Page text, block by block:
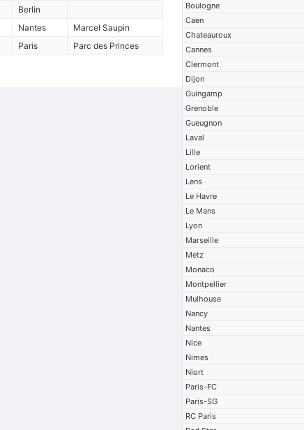
Boulogne
Caen
Chateauroux
Cannes
Clermont
Dijon
Guingamp
Grenoble
Gueugnon
Laval
Lille
Lorient
Lens
Le Havre
Le Mans
Lyon
Marseille
Metz
Monaco
Montpellier
Mulhouse
Nancy
Nantes
Nice
Nimes
Niort
Paris-FC
Paris-SG
RC Paris
Berlin
Nantes
Marcel Saupin
Paris Parc des Princes